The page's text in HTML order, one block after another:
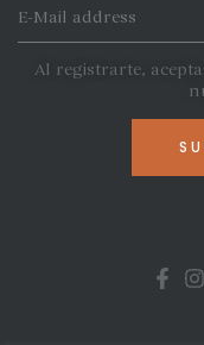
Al registrarte,